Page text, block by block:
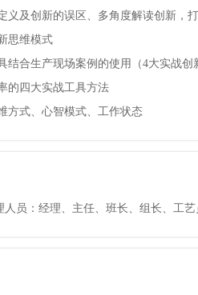
义及创新的误区、多角度解读创新，
思维模式
结合生产现场案例的使用（4大实战创
的四大实战工具方法
方式、心智模式、工作状态
人员：经理、主任、班长、组长、工艺